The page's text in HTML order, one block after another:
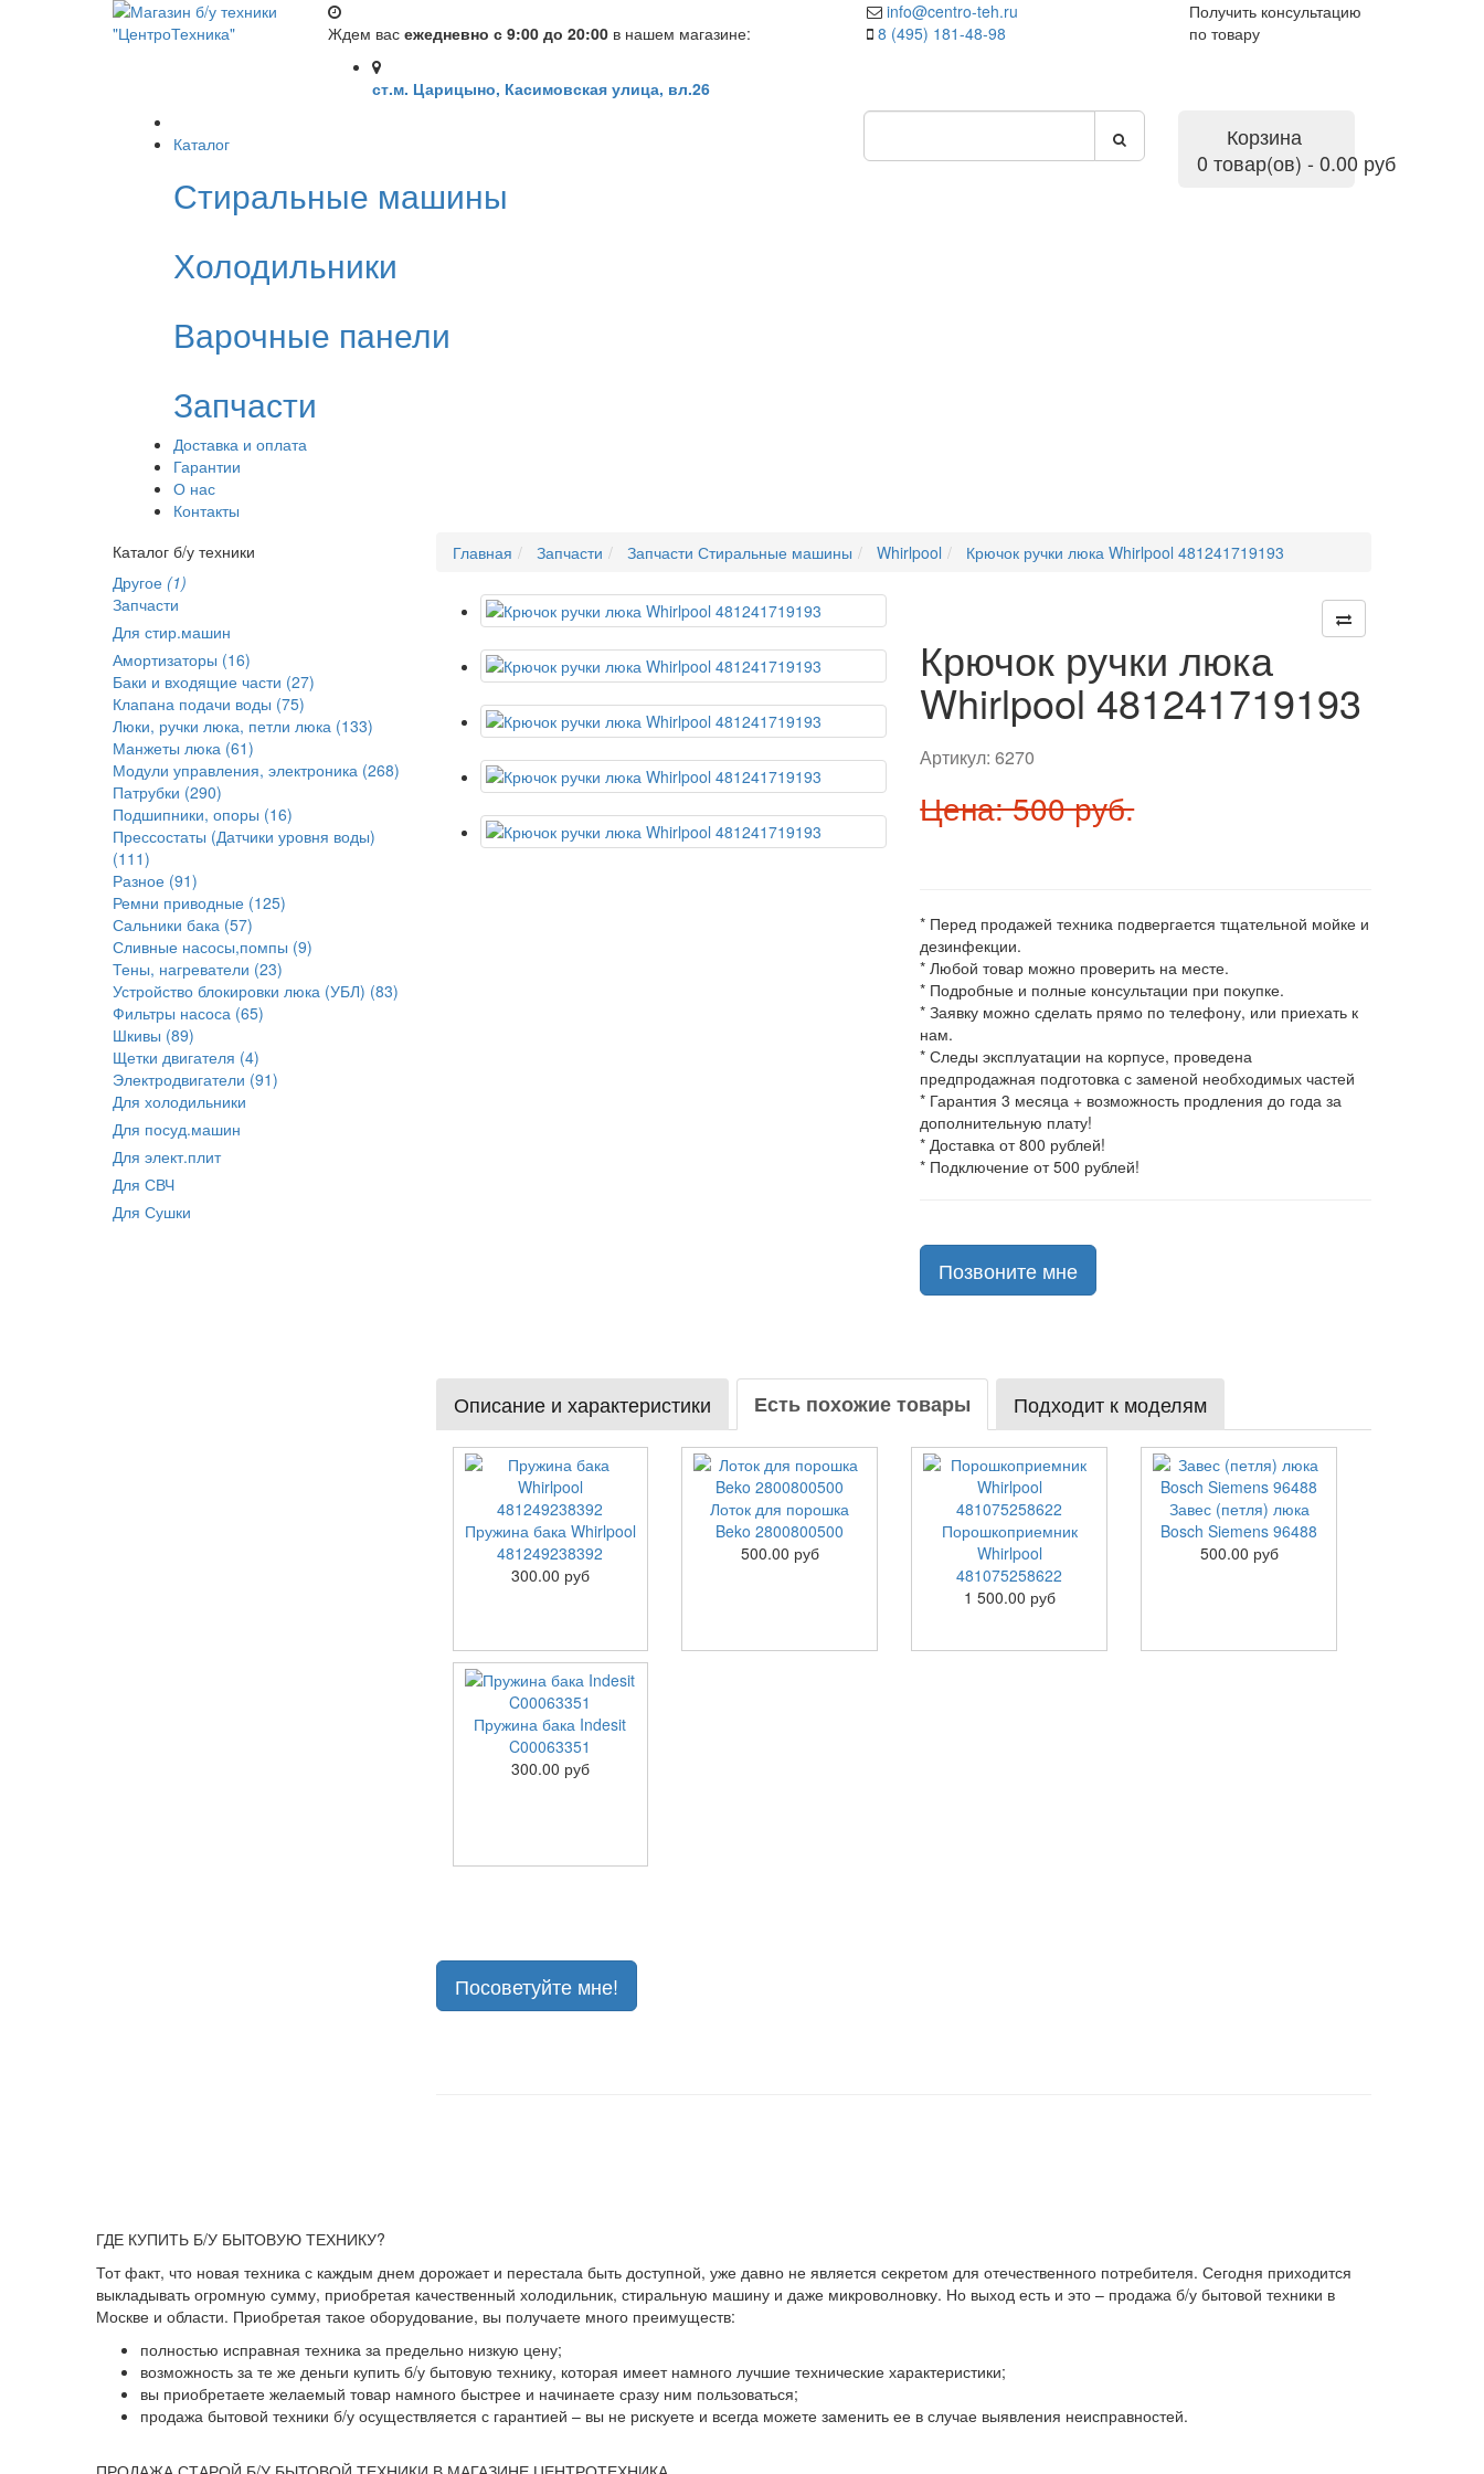
Ждем вас ежедневно с 9:00 до 20:00 в нашем магазине:
ст.м. Царицыно, Касимовская улица, вл.26
info@centro-teh.ru
8 (495) 181-48-98
Получить консультацию
по товару
Каталог
Стиральные машины
Холодильники
Варочные панели
Запчасти
Доставка и оплата
Гарантии
О нас
Контакты
Корзина
0 товар(ов) - 0.00 руб
Каталог б/у техники
Другое (1)
Запчасти
Для стир.машин
Амортизаторы (16)
Баки и входящие части (27)
Клапана подачи воды (75)
Люки, ручки люка, петли люка (133)
Манжеты люка (61)
Модули управления, электроника (268)
Патрубки (290)
Подшипники, опоры (16)
Прессостаты (Датчики уровня воды)
(111)
Разное (91)
Ремни приводные (125)
Сальники бака (57)
Сливные насосы,помпы (9)
Тены, нагреватели (23)
Устройство блокировки люка (УБЛ) (83)
Фильтры насоса (65)
Шкивы (89)
Щетки двигателя (4)
Электродвигатели (91)
Для холодильники
Для посуд.машин
Для элект.плит
Для СВЧ
Для Сушки
Главная Запчасти Запчасти Стиральные машины Whirlpool Крючок ручки люка Whirlpool 481241719193
Крючок ручки люка
Whirlpool 481241719193
Артикул:6270
Цена: 500 руб.
* Перед продажей техника подвергается тщательной мойке и
дезинфекции.
* Любой товар можно проверить на месте.
* Подробные и полные консультации при покупке.
* Заявку можно сделать прямо по телефону, или приехать к
нам.
* Следы эксплуатации на корпусе, проведена
предпродажная подготовка с заменой необходимых частей
* Гарантия 3 месяца + возможность продления до года за
дополнительную плату!
* Доставка от 800 рублей!
* Подключение от 500 рублей!
Позвоните мне
Описание и характеристики Есть похожие товары Подходит к моделям
Пружина бака Whirlpool
481249238392
300.00 руб
Лоток для порошка
Beko 2800800500
500.00 руб
Порошкоприемник
Whirlpool
481075258622
1 500.00 руб
Завес (петля) люка
Bosch Siemens 96488
500.00 руб
Пружина бака Indesit
C00063351
300.00 руб
Посоветуйте мне!
ГДЕ КУПИТЬ Б/У БЫТОВУЮ ТЕХНИКУ?
Тот факт, что новая техника с каждым днем дорожает и перестала быть доступной, уже давно не является секретом для отечественного потребителя. Сегодня приходится
выкладывать огромную сумму, приобретая качественный холодильник, стиральную машину и даже микроволновку. Но выход есть и это – продажа б/у бытовой техники в
Москве и области. Приобретая такое оборудование, вы получаете много преимуществ:
полностью исправная техника за предельно низкую цену;
возможность за те же деньги купить б/у бытовую технику, которая имеет намного лучшие технические характеристики;
вы приобретаете желаемый товар намного быстрее и начинаете сразу ним пользоваться;
продажа бытовой техники б/у осуществляется с гарантией – вы не рискуете и всегда можете заменить ее в случае выявления неисправностей.